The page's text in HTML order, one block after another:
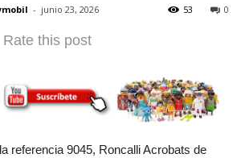
- junio 23, 2026 0
53
Rate this post
referencia 9045, Roncalli Acrobats de